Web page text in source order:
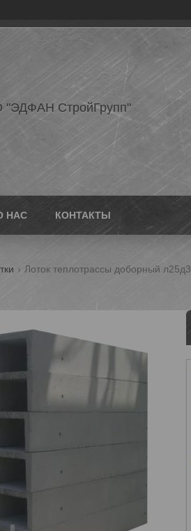
СтройГрупп"
НАС КОНТАКТЫ
Лоток теплотрассы доборный л25д3